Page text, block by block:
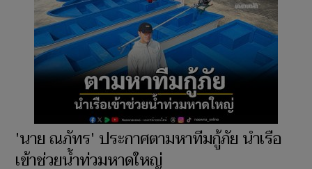
'นาย ณภัทร' ประกาศตามหาทีมกู้ภัย นำเรือ
เข้าช่วยน้ำท่วมหาดใหญ่